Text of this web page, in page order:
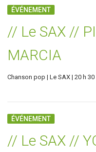
ÉVÉNEMENT
// Le SAX //
MARCIA
Chanson pop | Le SAX | 20 h 30
ÉVÉNEMENT
// Le SAX //